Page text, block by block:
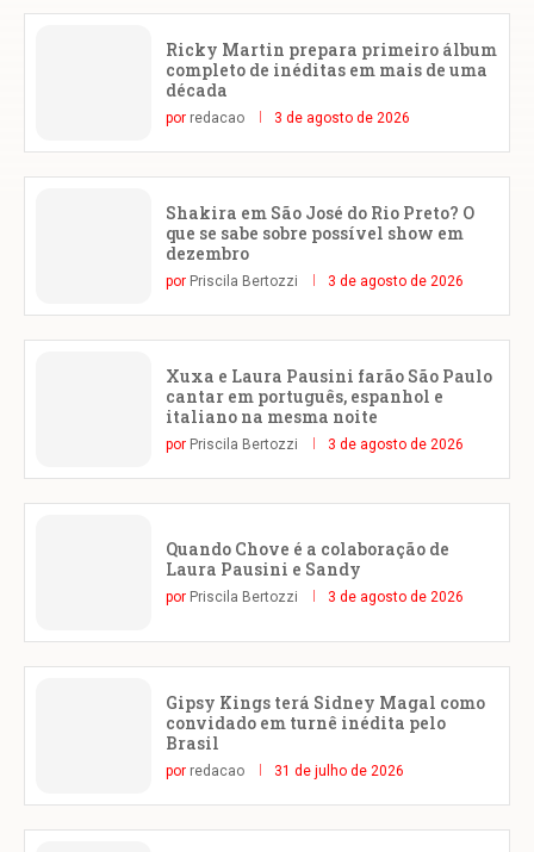
Ricky Martin prepara primeiro álbum
completo de inéditas em mais de uma
década
por redacao 3 de agosto de 2026
Shakira em São José do Rio Preto? O
que se sabe sobre possível show em
dezembro
por Priscila Bertozzi 3 de agosto de 2026
Xuxa e Laura Pausini farão São Paulo
cantar em português, espanhol e
italiano na mesma noite
por Priscila Bertozzi 3 de agosto de 2026
Quando Chove é a colaboração de
Laura Pausini e Sandy
por Priscila Bertozzi 3 de agosto de 2026
Gipsy Kings terá Sidney Magal como
convidado em turnê inédita pelo
Brasil
por redacao 31 de julho de 2026